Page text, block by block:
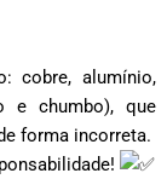
cobre, alumínio,
e chumbo), que
forma incorreta.